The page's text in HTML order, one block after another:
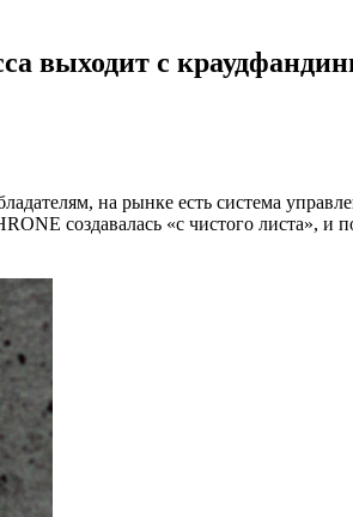
выходит с
на рынке есть система
создавалась «с чистого листа», и